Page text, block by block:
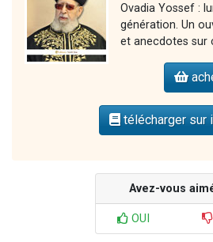
Ovadia Yossef :
génération. Un
et anecdotes sur
télécharger sur
Avez-vous
OUI